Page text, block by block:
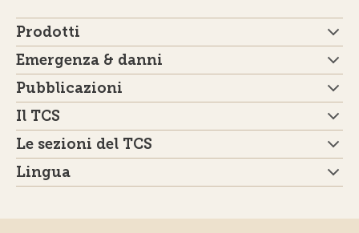
Prodotti
Emergenza & danni
Pubblicazioni
Il TCS
Le sezioni del TCS
Lingua